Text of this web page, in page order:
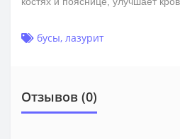
бусы, лазурит
Отзывов (0)